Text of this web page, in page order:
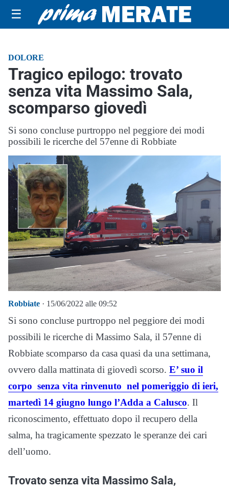
☰
DOLORE
Tragico epilogo: trovato
senza vita Massimo Sala,
scomparso giovedì
Si sono concluse purtroppo nel peggiore dei modi
possibili le ricerche del 57enne di Robbiate
Robbiate · 15/06/2022 alle 09:52
Si sono concluse purtroppo nel peggiore dei modi
possibili le ricerche di Massimo Sala, il 57enne di
Robbiate scomparso da casa quasi da una settimana,
ovvero dalla mattinata di giovedì scorso. E’ suo il
corpo senza vita rinvenuto nel pomeriggio di ieri,
martedì 14 giugno lungo l’Adda a Calusco. Il
riconoscimento, effettuato dopo il recupero della
salma, ha tragicamente spezzato le speranze dei cari
dell’uomo.
Trovato senza vita Massimo Sala,